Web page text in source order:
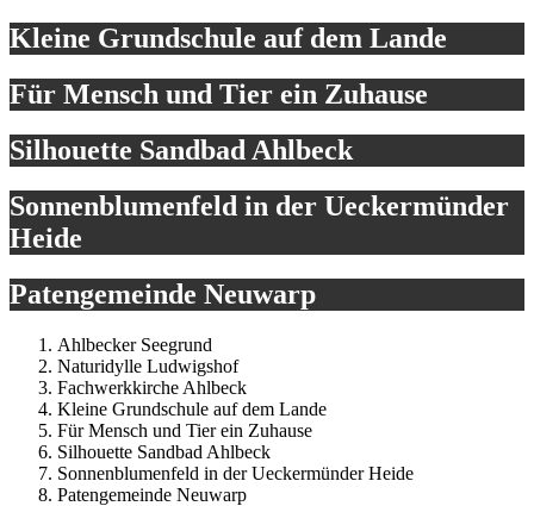
Kleine Grundschule auf dem Lande
Für Mensch und Tier ein Zuhause
Silhouette Sandbad Ahlbeck
Sonnenblumenfeld in der Ueckermünder
Heide
Patengemeinde Neuwarp
Ahlbecker Seegrund
Naturidylle Ludwigshof
Fachwerkkirche Ahlbeck
Kleine Grundschule auf dem Lande
Für Mensch und Tier ein Zuhause
Silhouette Sandbad Ahlbeck
Sonnenblumenfeld in der Ueckermünder Heide
Patengemeinde Neuwarp